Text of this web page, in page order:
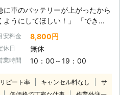
ることが可能です。お客様がすぐ
も運転ができる状況になるように
させていただきますので、車のバ
リーが上がった時はぜひ弊社をご
くださいませ。
ャンプスタート）をおこないま
ご相談から受け付けていますので
れってバッテリー上がり？」とい
はご連絡ください。 ●対応地
出張費無料！6,000円から対応
川・埼玉・山梨（一部）まで対応
おり、出張費無料です。 車のバ
に車のバッテリーが上がったから
ようにしてほしい！」 「できる
安く・早くジャンプスタートして
る業者を探している」 そんなと
株式会社ルミエールにお任せくだ
いお客様のもとに
がかかるようお手伝い！突然のバ
安料金 8,800円
休日 無休
業時間 10：00～19：00
ピート率 キャンセル料なし
サ